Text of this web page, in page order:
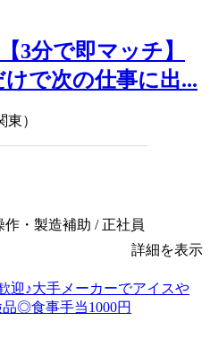
3分で即マッチ】
で次の仕事に出...
）
・製造補助 / 正社員
詳細を表示